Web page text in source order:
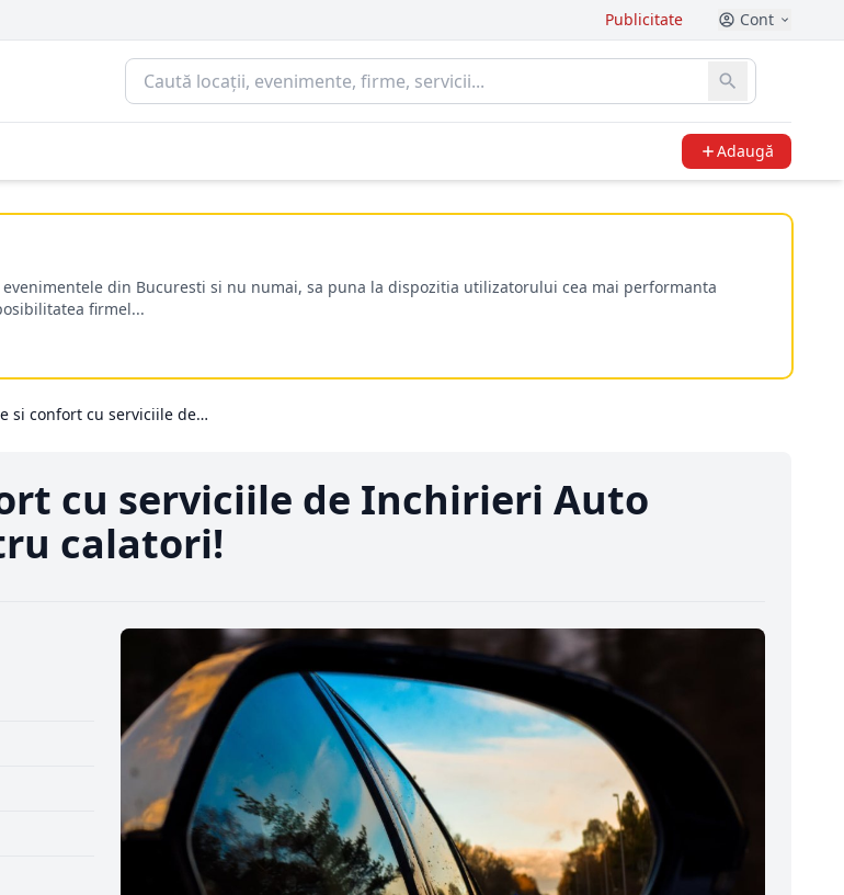
Publicitate Cont
Adaugă
din Bucuresti si nu numai, sa puna la dispozitia utilizatorului cea mai performanta
firmel...
Libertate de miscare si confort cu serviciile de Inchirieri Auto Otopeni, prima alegere pentru calatori!
cu serviciile de Inchirieri Auto
calatori!